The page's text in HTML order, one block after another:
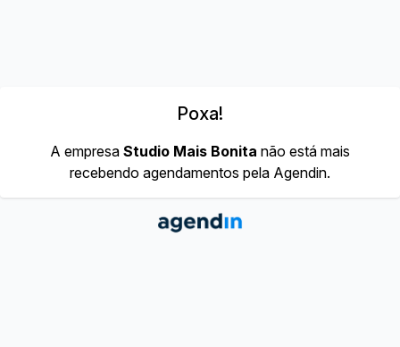
Poxa!
A empresa Studio Mais Bonita não está mais
recebendo agendamentos pela Agendin.